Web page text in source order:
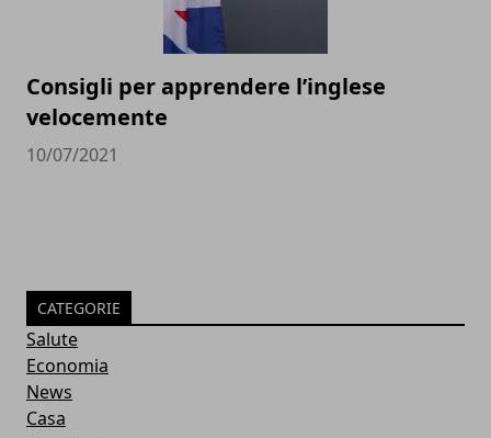
Consigli per apprendere l’inglese
velocemente
10/07/2021
CATEGORIE
Salute
Economia
News
Casa